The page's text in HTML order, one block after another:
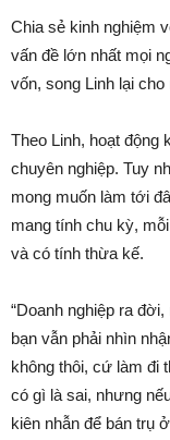
Chia sẻ kinh nghiệm
vấn đề lớn nhất mọi
vốn, song Linh lại
Theo Linh, hoạt động
chuyên nghiệp. Tuy
mong muốn làm tới
mang tính chu kỳ,
và có tính thừa kế.
“Doanh nghiệp ra
bạn vẫn phải nhìn
không thôi, cứ làm đi
có gì là sai, nhưng
kiên nhẫn để bán trụ